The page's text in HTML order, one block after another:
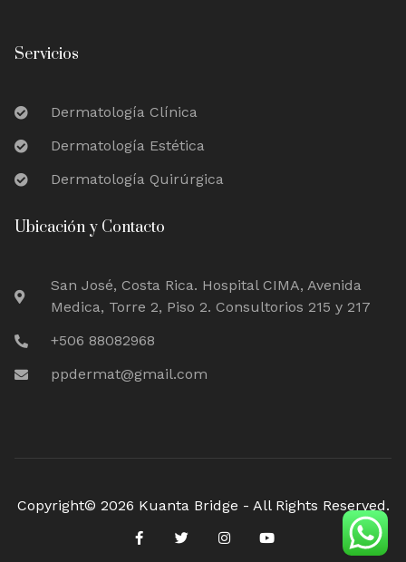
Servicios
Dermatología Clínica
Dermatología Estética
Dermatología Quirúrgica
Ubicación y Contacto
San José, Costa Rica. Hospital CIMA, Avenida
Medica, Torre 2, Piso 2. Consultorios 215 y 217
+506 88082968
ppdermat@gmail.com
Copyright© 2026 Kuanta Bridge - All Rights Reserved.